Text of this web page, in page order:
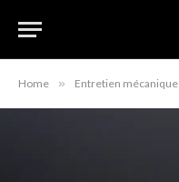
Home » Entretien mécanique